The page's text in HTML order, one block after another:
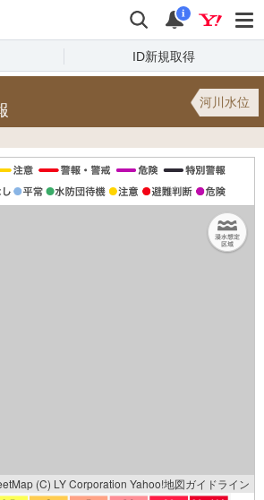
検索 通知
i
ID新規取得
河川水位
(C) LY Corporation Yahoo!地図ガイドライン